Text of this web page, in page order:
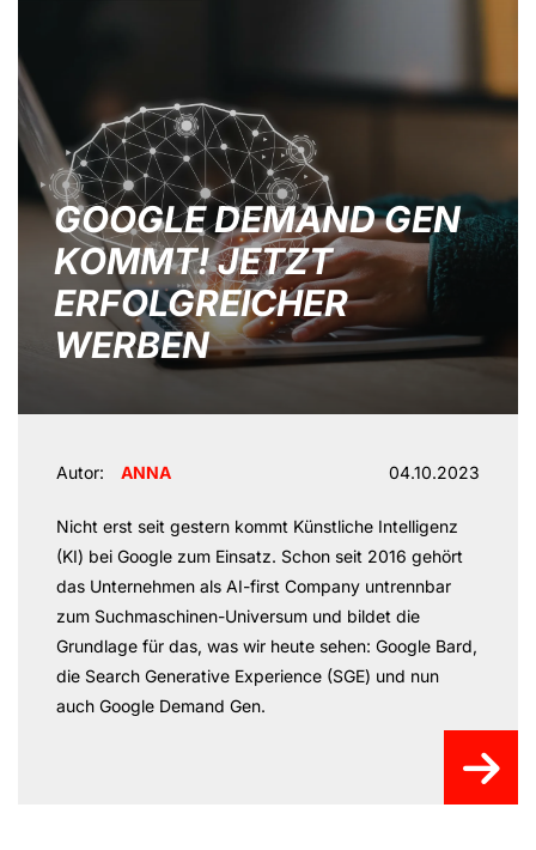
GOOGLE DEMAND GEN
KOMMT! JETZT
ERFOLGREICHER
WERBEN
Autor: ANNA 04.10.2023
Nicht erst seit gestern kommt Künstliche Intelligenz
(KI) bei Google zum Einsatz. Schon seit 2016 gehört
das Unternehmen als AI-first Company untrennbar
zum Suchmaschinen-Universum und bildet die
Grundlage für das, was wir heute sehen: Google Bard,
die Search Generative Experience (SGE) und nun
auch Google Demand Gen.